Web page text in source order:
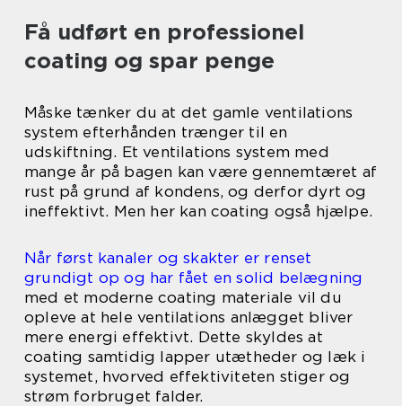
Få udført en professionel
coating og spar penge
Måske tænker du at det gamle ventilations
system efterhånden trænger til en
udskiftning. Et ventilations system med
mange år på bagen kan være gennemtæret af
rust på grund af kondens, og derfor dyrt og
ineffektivt. Men her kan coating også hjælpe.
Når først kanaler og skakter er renset
grundigt op og har fået en solid belægning
med et moderne coating materiale vil du
opleve at hele ventilations anlægget bliver
mere energi effektivt. Dette skyldes at
coating samtidig lapper utætheder og læk i
systemet, hvorved effektiviteten stiger og
strøm forbruget falder.